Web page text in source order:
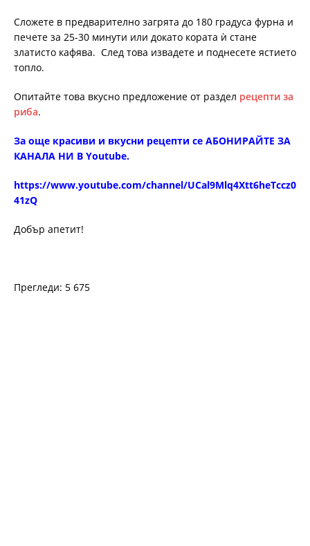
Сложете в предварително загрята до 180 градуса фурна и
печете за 25-30 минути или докато кората ѝ стане
златисто кафява. След това извадете и поднесете ястието
топло.
Опитайте това вкусно предложение от раздел рецепти за
риба.
За още красиви и вкусни рецепти се АБОНИРАЙТЕ ЗА
КАНАЛА НИ В Youtube.
https://www.youtube.com/channel/UCal9Mlq4Xtt6heTccz0
41zQ
Добър апетит!
Прегледи: 5 675